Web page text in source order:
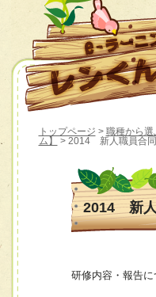
トップページ > 職種から選
ム】
> 2014 新人職員合
2014 新人
研修内容・報告